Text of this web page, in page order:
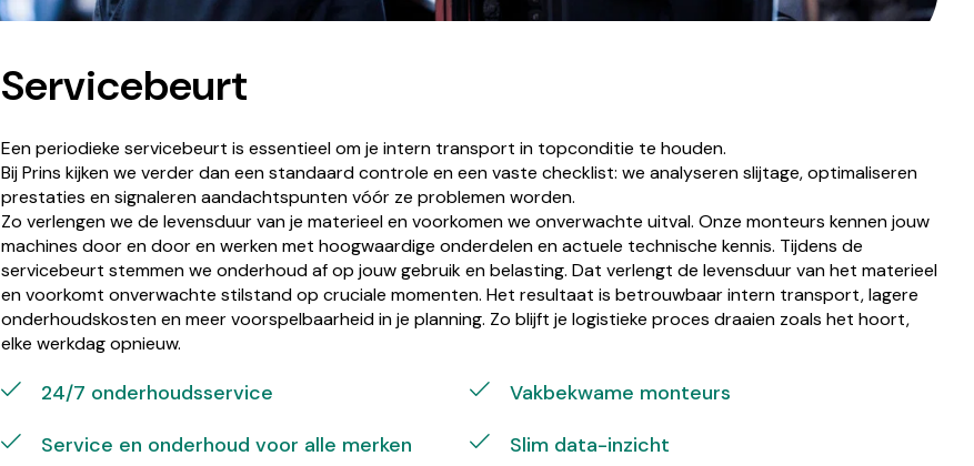
Servicebeurt
Een periodieke servicebeurt is essentieel om je intern transport in topconditie te houden.
Bij Prins kijken we verder dan een standaard controle en een vaste checklist: we analyseren slijtage, optimaliseren
prestaties en signaleren aandachtspunten vóór ze problemen worden.
Zo verlengen we de levensduur van je materieel en voorkomen we onverwachte uitval. Onze monteurs kennen jouw
machines door en door en werken met hoogwaardige onderdelen en actuele technische kennis. Tijdens de
servicebeurt stemmen we onderhoud af op jouw gebruik en belasting. Dat verlengt de levensduur van het materieel
en voorkomt onverwachte stilstand op cruciale momenten. Het resultaat is betrouwbaar intern transport, lagere
onderhoudskosten en meer voorspelbaarheid in je planning. Zo blijft je logistieke proces draaien zoals het hoort,
elke werkdag opnieuw.
24/7 onderhoudsservice
Service en onderhoud voor alle merken
Vakbekwame monteurs
Slim data-inzicht